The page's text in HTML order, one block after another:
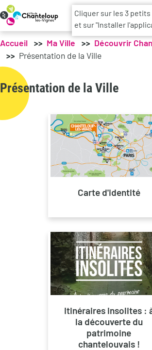
Accueil Ma Ville
Découvrir
Présentation de la Ville
Présentation de la Ville
Carte d'identité
Itinéraires insolites :
la découverte du
patrimoine
chantelouvais !
Cliquer sur les 3
et sur "Installer